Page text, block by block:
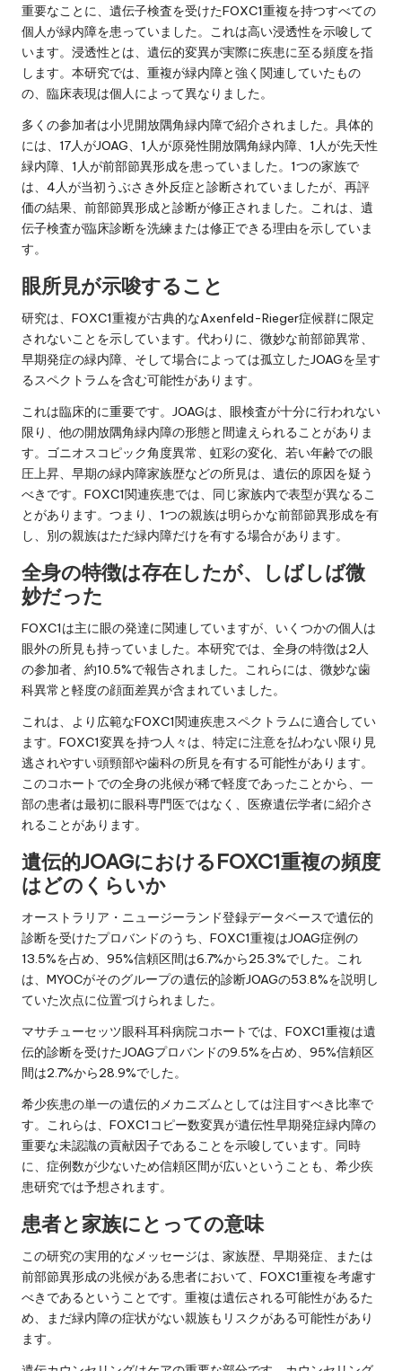
重要なことに、遺伝子検査を受けたFOXC1重複を持つすべての
個人が緑内障を患っていました。これは高い浸透性を示唆して
います。浸透性とは、遺伝的変異が実際に疾患に至る頻度を指
します。本研究では、重複が緑内障と強く関連していたもの
の、臨床表現は個人によって異なりました。
多くの参加者は小児開放隅角緑内障で紹介されました。具体的
には、17人がJOAG、1人が原発性開放隅角緑内障、1人が先天性
緑内障、1人が前部節異形成を患っていました。1つの家族で
は、4人が当初うぶさき外反症と診断されていましたが、再評
価の結果、前部節異形成と診断が修正されました。これは、遺
伝子検査が臨床診断を洗練または修正できる理由を示していま
す。
眼所見が示唆すること
研究は、FOXC1重複が古典的なAxenfeld-Rieger症候群に限定
されないことを示しています。代わりに、微妙な前部節異常、
早期発症の緑内障、そして場合によっては孤立したJOAGを呈す
るスペクトラムを含む可能性があります。
これは臨床的に重要です。JOAGは、眼検査が十分に行われない
限り、他の開放隅角緑内障の形態と間違えられることがありま
す。ゴニオスコピック角度異常、虹彩の変化、若い年齢での眼
圧上昇、早期の緑内障家族歴などの所見は、遺伝的原因を疑う
べきです。FOXC1関連疾患では、同じ家族内で表型が異なるこ
とがあります。つまり、1つの親族は明らかな前部節異形成を有
し、別の親族はただ緑内障だけを有する場合があります。
全身の特徴は存在したが、しばしば微
妙だった
FOXC1は主に眼の発達に関連していますが、いくつかの個人は
眼外の所見も持っていました。本研究では、全身の特徴は2人
の参加者、約10.5%で報告されました。これらには、微妙な歯
科異常と軽度の顔面差異が含まれていました。
これは、より広範なFOXC1関連疾患スペクトラムに適合してい
ます。FOXC1変異を持つ人々は、特定に注意を払わない限り見
逃されやすい頭頸部や歯科の所見を有する可能性があります。
このコホートでの全身の兆候が稀で軽度であったことから、一
部の患者は最初に眼科専門医ではなく、医療遺伝学者に紹介さ
れることがあります。
遺伝的JOAGにおけるFOXC1重複の頻度
はどのくらいか
オーストラリア・ニュージーランド登録データベースで遺伝的
診断を受けたプロバンドのうち、FOXC1重複はJOAG症例の
13.5%を占め、95%信頼区間は6.7%から25.3%でした。これ
は、MYOCがそのグループの遺伝的診断JOAGの53.8%を説明し
ていた次点に位置づけられました。
マサチューセッツ眼科耳科病院コホートでは、FOXC1重複は遺
伝的診断を受けたJOAGプロバンドの9.5%を占め、95%信頼区
間は2.7%から28.9%でした。
希少疾患の単一の遺伝的メカニズムとしては注目すべき比率で
す。これらは、FOXC1コピー数変異が遺伝性早期発症緑内障の
重要な未認識の貢献因子であることを示唆しています。同時
に、症例数が少ないため信頼区間が広いということも、希少疾
患研究では予想されます。
患者と家族にとっての意味
この研究の実用的なメッセージは、家族歴、早期発症、または
前部節異形成の兆候がある患者において、FOXC1重複を考慮す
べきであるということです。重複は遺伝される可能性があるた
め、まだ緑内障の症状がない親族もリスクがある可能性があり
ます。